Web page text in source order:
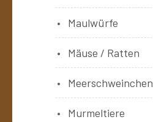
Maulwürfe
Mäuse / Ratten
Meerschweinchen
Murmeltiere